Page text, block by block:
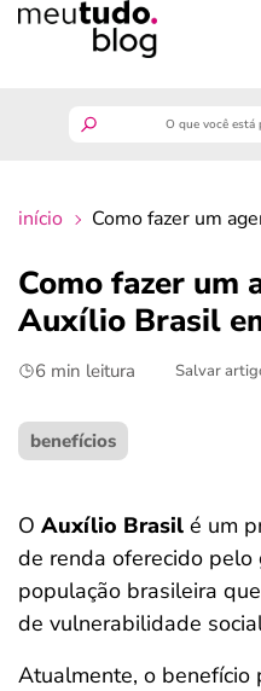
finanças
benefícios
crédito fácil
ferramentas
início Como fazer um
Como fazer um
Auxílio Brasil
6 min leitura Salvar
benefícios
O Auxílio Brasil é um
de renda oferecido
população brasileira
de vulnerabilidade
Atualmente, o benefício